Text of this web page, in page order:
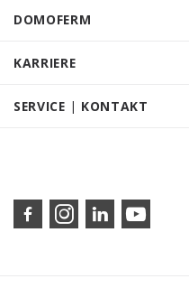
DOMOFERM
KARRIERE
SERVICE | KONTAKT